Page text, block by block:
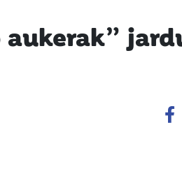
aukerak”